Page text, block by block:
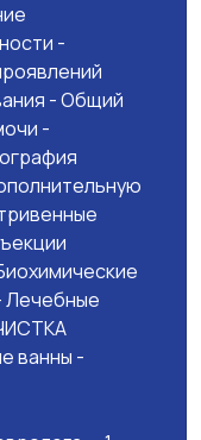
-
- Общий
-
Лечебные
ванны -